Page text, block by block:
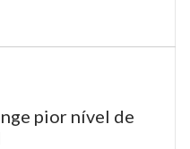
pior nível de